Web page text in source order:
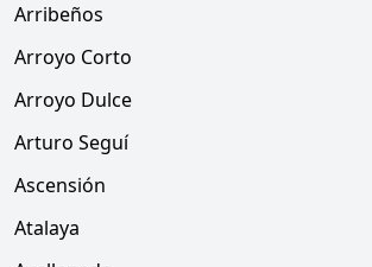
Arribeños
Arroyo Corto
Arroyo Dulce
Arturo Seguí
Ascensión
Atalaya